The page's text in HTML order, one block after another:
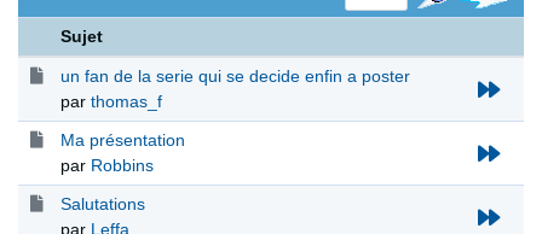
Sujet
un fan de la serie qui se decide enfin a poster
par thomas_f
Ma présentation
par Robbins
Salutations
par Leffa